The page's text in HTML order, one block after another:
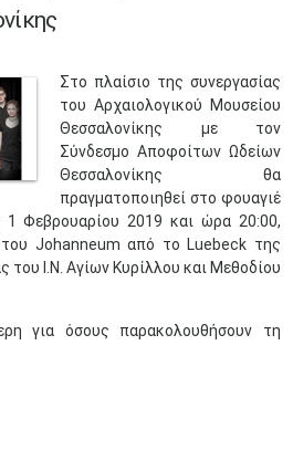
Στο πλαίσιο της συνεργασίας
του Αρχαιολογικού Μουσείου
Θεσσαλονίκης με τον
Σύνδεσμο Αποφοίτων Ωδείων
Θεσσαλονίκης θα
πραγματοποιηθεί στο φουαγιέ
Φεβρουαρίου 2019 και ώρα 20:00,
Johanneum από το Luebeck της
του Ι.Ν. Αγίων Κυρίλλου και Μεθοδίου
για όσους παρακολουθήσουν τη